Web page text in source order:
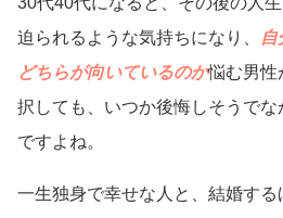
迫られるような気持ちになり、
自
どちらが向いているのか悩む男性
択しても、いつか後悔しそうで
ですよね。
一生独身で幸せな人と、結婚す